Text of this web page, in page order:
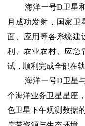
海洋一号D卫星
月成功发射，国家卫
面、应用等各系统建
利、农业农村、应急
试，顺利完成全部在轨
海洋一号D卫星
个海洋业务卫星星座
色卫星下午观测数据